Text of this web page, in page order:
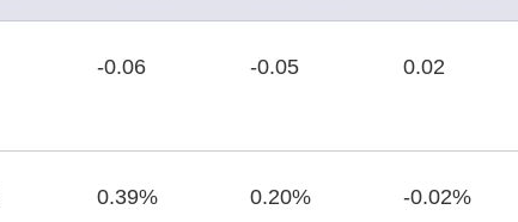
-0.06 -0.05 0.02
0.39% 0.20% -0.02%